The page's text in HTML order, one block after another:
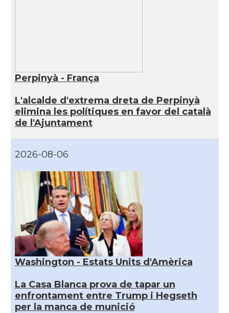
Perpinyà - França
L'alcalde d'extrema dreta de Perpinyà
elimina les polítiques en favor del català
de l'Ajuntament
2026-08-06
Washington - Estats Units d'Amèrica
La Casa Blanca prova de tapar un
enfrontament entre Trump i Hegseth
per la manca de munició